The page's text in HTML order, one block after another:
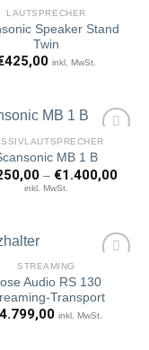
LAUTSPRECHER
Speaker Stand
Twin
425,00 inkl. MwSt.
MB 1 B
– €1.400,00
inkl. MwSt.
Artikel
STREAMING
Audio RS 130
Transport
inkl. MwSt.